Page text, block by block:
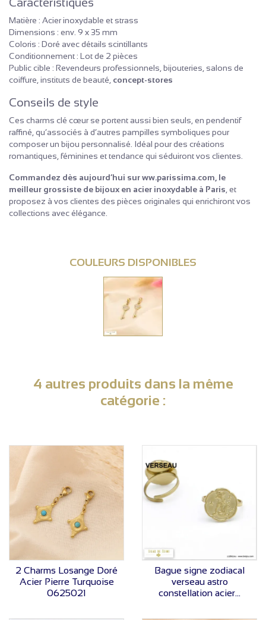
Matière : Acier inoxydable et strass
Dimensions : env. 9 x 35 mm
Coloris : Doré avec détails scintillants
Conditionnement : Lot de 2 pièces
Public cible : Revendeurs professionnels, bijouteries, salons de
coiffure, instituts de beauté, concept-stores
Conseils de style
Ces charms clé cœur se portent aussi bien seuls, en pendentif
raffiné, qu’associés à d’autres pampilles symboliques pour
composer un bijou personnalisé. Idéal pour des créations
romantiques, féminines et tendance qui séduiront vos clientes.
Commandez dès aujourd’hui sur ww.parissima.com, le
meilleur grossiste de bijoux en acier inoxydable à Paris , et
proposez à vos clientes des pièces originales qui enrichiront vos
collections avec élégance.
COULEURS DISPONIBLES
4 autres produits dans la même
catégorie :
VOIR LE PRIX
2 Charms Losange Doré
Acier Pierre Turquoise
0625021
VOIR LE PRIX
Bague signe zodiacal
verseau astro
constellation acier...